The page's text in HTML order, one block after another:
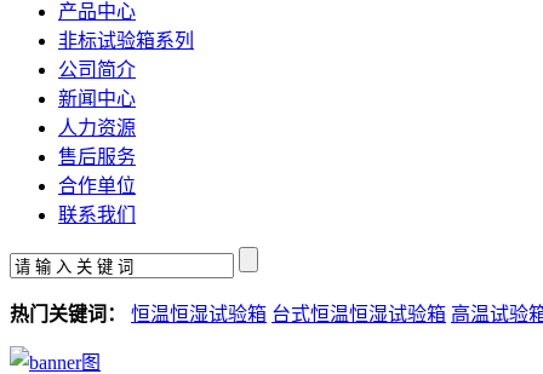
产品中心
非标试验箱系列
公司简介
新闻中心
人力资源
售后服务
合作单位
联系我们
热门关键词： 恒温恒湿试验箱 台式恒温恒湿试验箱 高温试验